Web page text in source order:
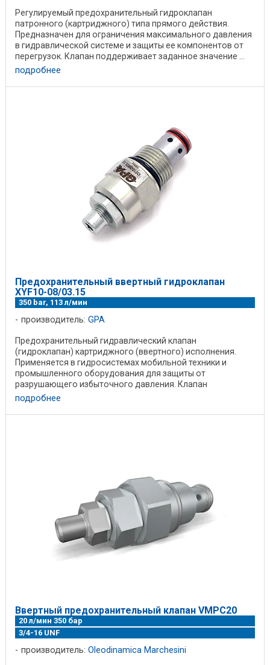
Регулируемый предохранительный гидроклапан
патронного (картриджного) типа прямого действия.
Предназначен для ограничения максимального давления
в гидравлической системе и защиты ее компонентов от
перегрузок. Клапан поддерживает заданное значение ...
подробнее
Предохранительный ввертный гидроклапан
XYF10-08/03.15
350 bar, 113 л/мин
производитель: GPA
Предохранительный гидравлический клапан
(гидроклапан) картриджного (ввертного) исполнения.
Применяется в гидросистемах мобильной техники и
промышленного оборудования для защиты от
разрушающего избыточного давления. Клапан
вкручивается ...
подробнее
Ввертный предохранительный клапан VMPC20
20 л/мин 350 бар
3/4-16 UNF
производитель: Oleodinamica Marchesini